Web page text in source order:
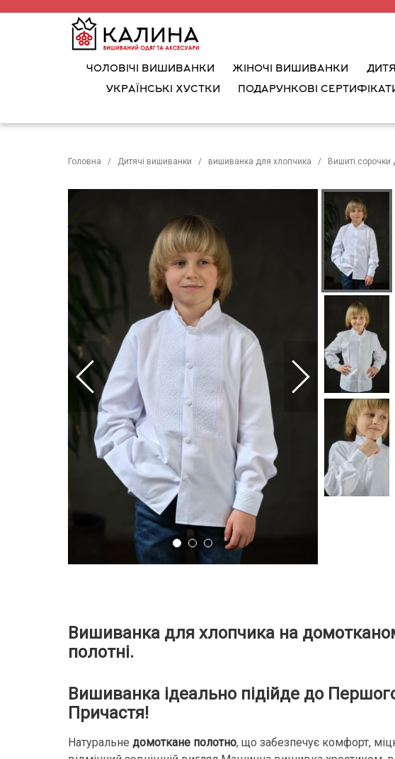
ЧОЛОВІЧІ ВИШИВАНКИ ЖІНОЧІ ВИШИВАНКИ
УКРАЇНСЬКІ ХУСТКИ
ПОДАРУНКОВІ
Головна Дитячі вишиванки вишиванка для хлопчика Вишиті сорочки
Вишиванка для хлопчика на
полотні.
Вишиванка ідеально підійде до
Причастя!
Натуральне домоткане полотно, що забезпечує комфорт,